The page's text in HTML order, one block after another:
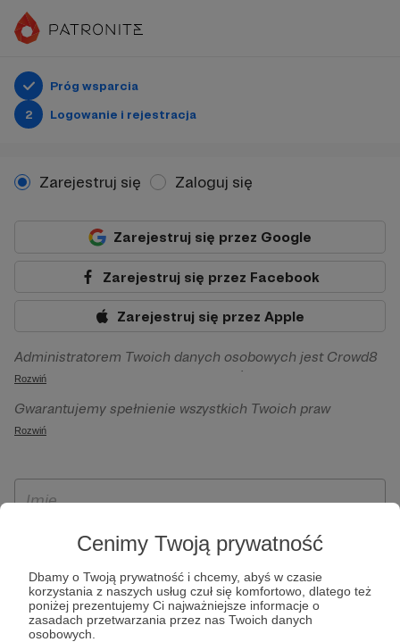
Cenimy Twoją prywatność
Dbamy o Twoją prywatność i chcemy, abyś w czasie
korzystania z naszych usług czuł się komfortowo, dlatego też
poniżej prezentujemy Ci najważniejsze informacje o
zasadach przetwarzania przez nas Twoich danych
osobowych.
Próg wsparcia
2
Logowanie i rejestracja
Zarejestruj się Zaloguj się
Zarejestruj się przez Google
Zarejestruj się przez Facebook
Zarejestruj się przez Apple
Administratorem Twoich danych osobowych jest Crowd8
sp. z o.o. z siedziba w Warszawie, ul. Żwirki i Wigury 16, 02-
092 Warszawa. Twoje dane osobowe będą przetwarzane w
szczególności w celu wykonania umowy zawartej z Tobą, w
Patronite.pl, w tym możliwości dokonywania oraz
otrzymywania wsparcia na naszej platformie oraz
Rozwiń
Gwarantujemy spełnienie wszystkich Twoich praw
wynikających z ogólnego rozporządzenia o ochronie
ich przenoszenia, niepodlegania zautomatyzowanemu
wyrażenia sprzeciwu wobec przetwarzania Twoich danych
osobowych. Rejestracja dla osób niepełnoletnich możliwa
jest po przekazaniu podpisanego formularza "Zgodna na
założenie konta przez osobę niepełnoletnią", formularz
dostępny jest na stronie regulaminu Patronite.pl.
Rozwiń